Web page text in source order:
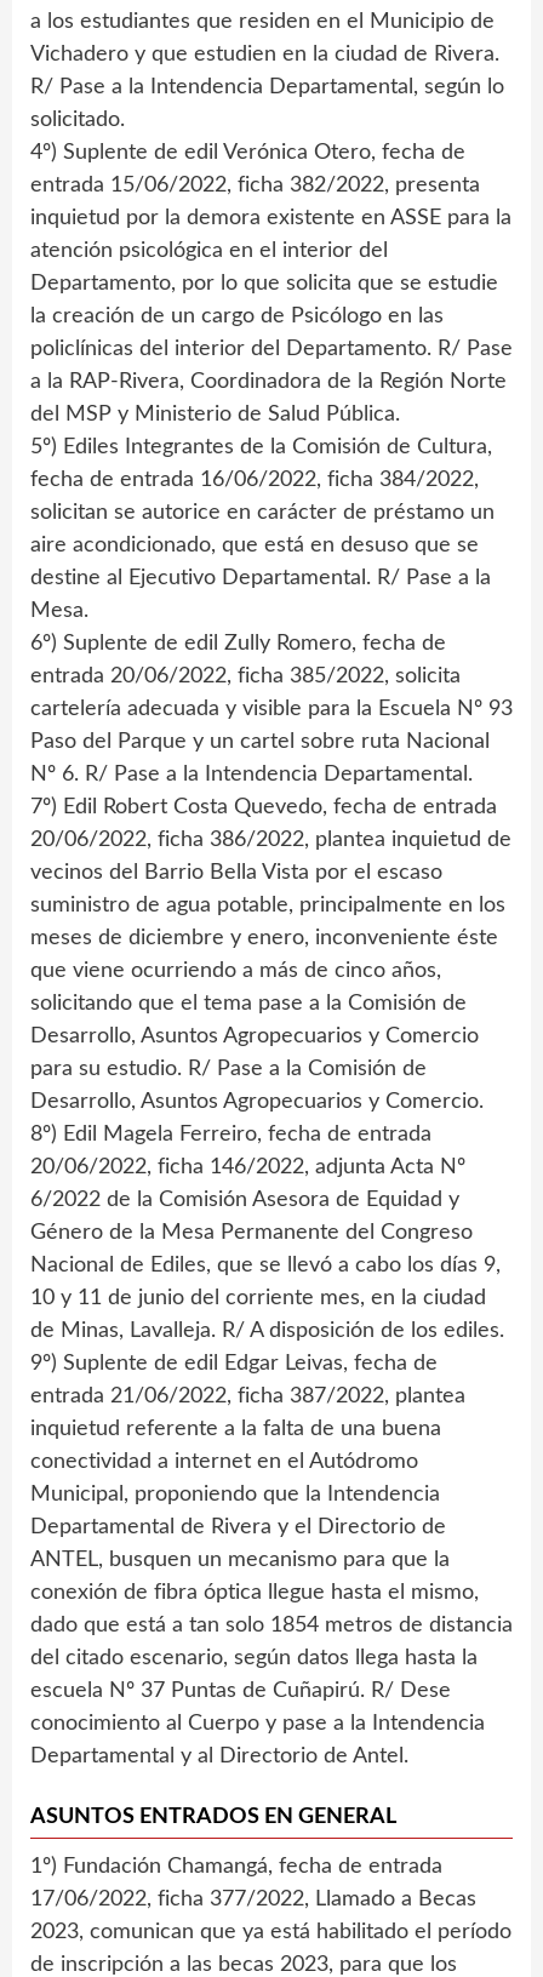
a los estudiantes que residen en el Municipio de
Vichadero y que estudien en la ciudad de Rivera.
R/ Pase a la Intendencia Departamental, según lo
solicitado.
4º) Suplente de edil Verónica Otero, fecha de
entrada 15/06/2022, ficha 382/2022, presenta
inquietud por la demora existente en ASSE para la
atención psicológica en el interior del
Departamento, por lo que solicita que se estudie
la creación de un cargo de Psicólogo en las
policlínicas del interior del Departamento. R/ Pase
a la RAP-Rivera, Coordinadora de la Región Norte
del MSP y Ministerio de Salud Pública.
5º) Ediles Integrantes de la Comisión de Cultura,
fecha de entrada 16/06/2022, ficha 384/2022,
solicitan se autorice en carácter de préstamo un
aire acondicionado, que está en desuso que se
destine al Ejecutivo Departamental. R/ Pase a la
Mesa.
6º) Suplente de edil Zully Romero, fecha de
entrada 20/06/2022, ficha 385/2022, solicita
cartelería adecuada y visible para la Escuela Nº 93
Paso del Parque y un cartel sobre ruta Nacional
Nº 6. R/ Pase a la Intendencia Departamental.
7º) Edil Robert Costa Quevedo, fecha de entrada
20/06/2022, ficha 386/2022, plantea inquietud de
vecinos del Barrio Bella Vista por el escaso
suministro de agua potable, principalmente en los
meses de diciembre y enero, inconveniente éste
que viene ocurriendo a más de cinco años,
solicitando que el tema pase a la Comisión de
Desarrollo, Asuntos Agropecuarios y Comercio
para su estudio. R/ Pase a la Comisión de
Desarrollo, Asuntos Agropecuarios y Comercio.
8º) Edil Magela Ferreiro, fecha de entrada
20/06/2022, ficha 146/2022, adjunta Acta Nº
6/2022 de la Comisión Asesora de Equidad y
Género de la Mesa Permanente del Congreso
Nacional de Ediles, que se llevó a cabo los días 9,
10 y 11 de junio del corriente mes, en la ciudad
de Minas, Lavalleja. R/ A disposición de los ediles.
9º) Suplente de edil Edgar Leivas, fecha de
entrada 21/06/2022, ficha 387/2022, plantea
inquietud referente a la falta de una buena
conectividad a internet en el Autódromo
Municipal, proponiendo que la Intendencia
Departamental de Rivera y el Directorio de
ANTEL, busquen un mecanismo para que la
conexión de fibra óptica llegue hasta el mismo,
dado que está a tan solo 1854 metros de distancia
del citado escenario, según datos llega hasta la
escuela Nº 37 Puntas de Cuñapirú. R/ Dese
conocimiento al Cuerpo y pase a la Intendencia
Departamental y al Directorio de Antel.
ASUNTOS ENTRADOS EN GENERAL
1º) Fundación Chamangá, fecha de entrada
17/06/2022, ficha 377/2022, Llamado a Becas
2023, comunican que ya está habilitado el período
de inscripción a las becas 2023, para que los